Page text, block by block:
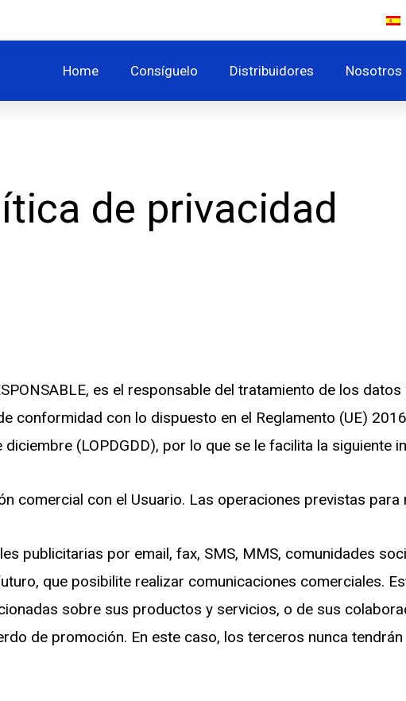
Home Consíguelo Distribuidores Nosotros
de privacidad
es el responsable del tratamiento de los
conformidad con lo dispuesto en el Reglamento (UE)
(LOPDGDD), por lo que se le facilita la siguiente
comercial con el Usuario. Las operaciones previstas
publicitarias por email, fax, SMS, MMS, comunidades
que posibilite realizar comunicaciones comerciales.
sobre sus productos y servicios, o de sus
de promoción. En este caso, los terceros nunca